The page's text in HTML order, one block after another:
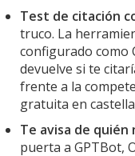
Test de citación
truco. La
configurado como
devuelve si te
frente a la
gratuita en
Te avisa de quién
puerta a GPTBot,